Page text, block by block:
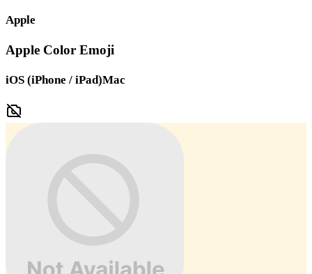
Apple
Apple Color Emoji
iOS (iPhone / iPad)Mac